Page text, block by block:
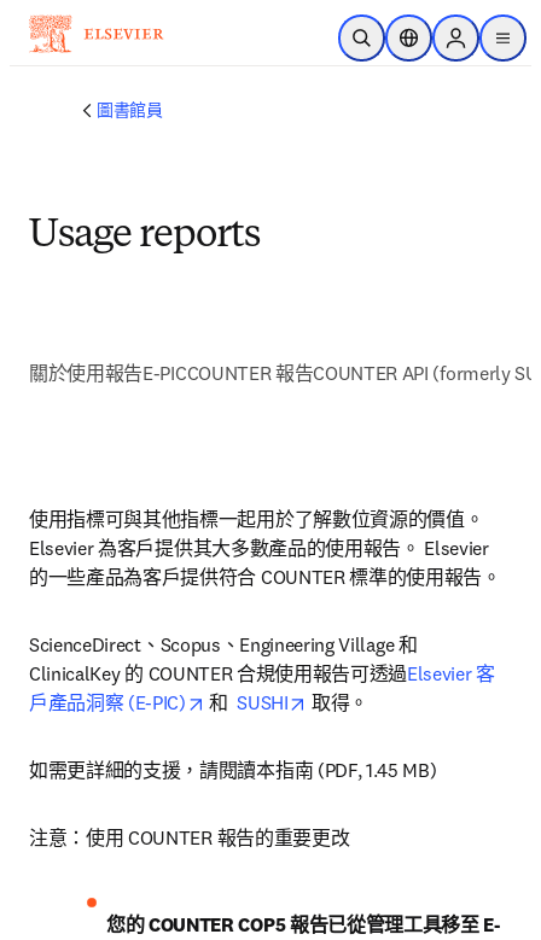
跳到主要內容
公開搜尋位置選擇器Sign in to
menu
圖書館員
Usage reports
關於使用報告E-PICCOUNTER 報告COUNTER API (formerly
使用指標可與其他指標一起用於了解數位資源的價值。
Elsevier 為客戶提供其大多數產品的使用報告。 Elsevier
的一些產品為客戶提供符合 COUNTER 標準的使用報告。
ScienceDirect、Scopus、Engineering Village 和
ClinicalKey 的 COUNTER 合規使用報告可透過Elsevier 客
戶產品洞察 (E-PIC)
opens in new tab/window
和 SUSHI opens in new tab/window
取得。
如需更詳細的支援，請閱讀本指南 (PDF, 1.45 MB)
注意：使用 COUNTER 報告的重要更改
您的 COUNTER COP5 報告已從管理工具移至 E-